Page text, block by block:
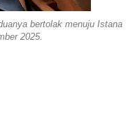
bertolak menuju Istana
2025.